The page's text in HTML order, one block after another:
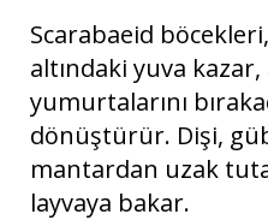
Scarabaeid
altındaki yuva
yumurtalarını
dönüştürür. Dişi,
mantardan uzak
layvaya bakar.